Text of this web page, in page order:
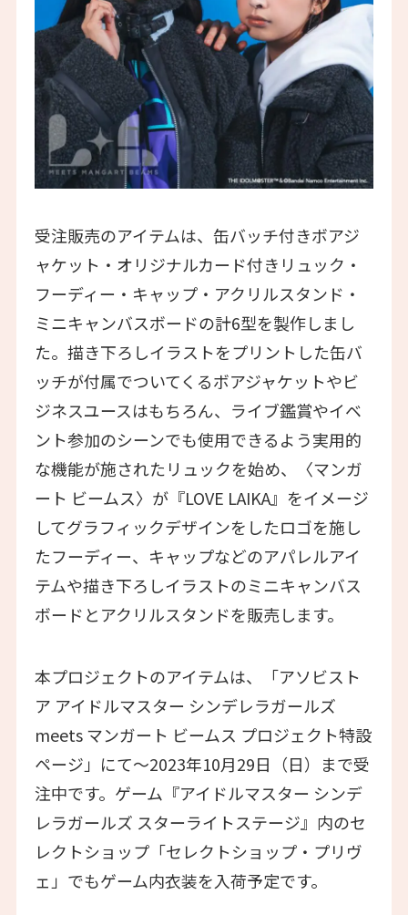
受注販売のアイテムは、缶バッチ付きボアジ
ャケット・オリジナルカード付きリュック・
フーディー・キャップ・アクリルスタンド・
ミニキャンバスボードの計6型を製作しまし
た。描き下ろしイラストをプリントした缶バ
ッチが付属でついてくるボアジャケットやビ
ジネスユースはもちろん、ライブ鑑賞やイベ
ント参加のシーンでも使用できるよう実用的
な機能が施されたリュックを始め、〈マンガ
ート ビームス〉が『LOVE LAIKA』をイメージ
してグラフィックデザインをしたロゴを施し
たフーディー、キャップなどのアパレルアイ
テムや描き下ろしイラストのミニキャンバス
ボードとアクリルスタンドを販売します。
本プロジェクトのアイテムは、「アソビスト
ア アイドルマスター シンデレラガールズ
meets マンガート ビームス プロジェクト特設
ページ」にて〜2023年10月29日（日）まで受
注中です。ゲーム『アイドルマスター シンデ
レラガールズ スターライトステージ​​』内のセ
レクトショップ「セレクトショップ・プリヴ
ェ」でもゲーム内衣装を入荷予定です。